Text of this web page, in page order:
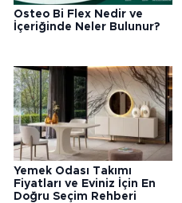
Osteo Bi Flex Nedir ve
İçeriğinde Neler Bulunur?
Yemek Odası Takımı
Fiyatları ve Eviniz İçin En
Doğru Seçim Rehberi